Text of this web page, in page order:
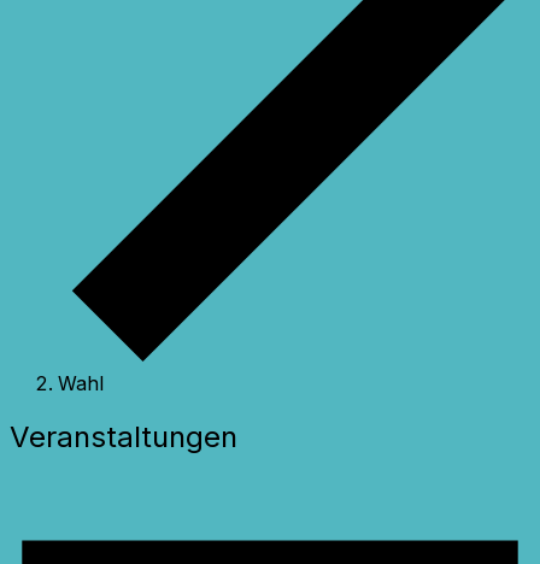
Wahl
Veranstaltungen